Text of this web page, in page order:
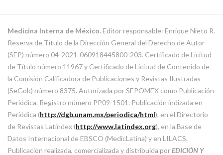
Medicina Interna de México.Editor responsable: Enrique Nieto R.
Reserva de Título de la Dirección General del Derecho de Autor
(SEP) número 04-2021-060918445800-203. Certificado de Licitud
de Título número 11967 y Certificado de Licitud de Contenido de
la Comisión Calificadora de Publicaciones y Revistas Ilustradas
(SeGob) número 8375. Autorizada por SEPOMEX como Publicación
Periódica. Registro número PP09-1501. Publicación indizada en
Periódica (http://dgb.unam.mx/periodica/html), en el Directorio
de Revistas Latindex (http://www.latindex.org), en la Base de
Datos Internacional de EBSCO (MedicLatina) y en LILACS.
Publicación realizada, comercializada y distribuida porEDICIÓN Y